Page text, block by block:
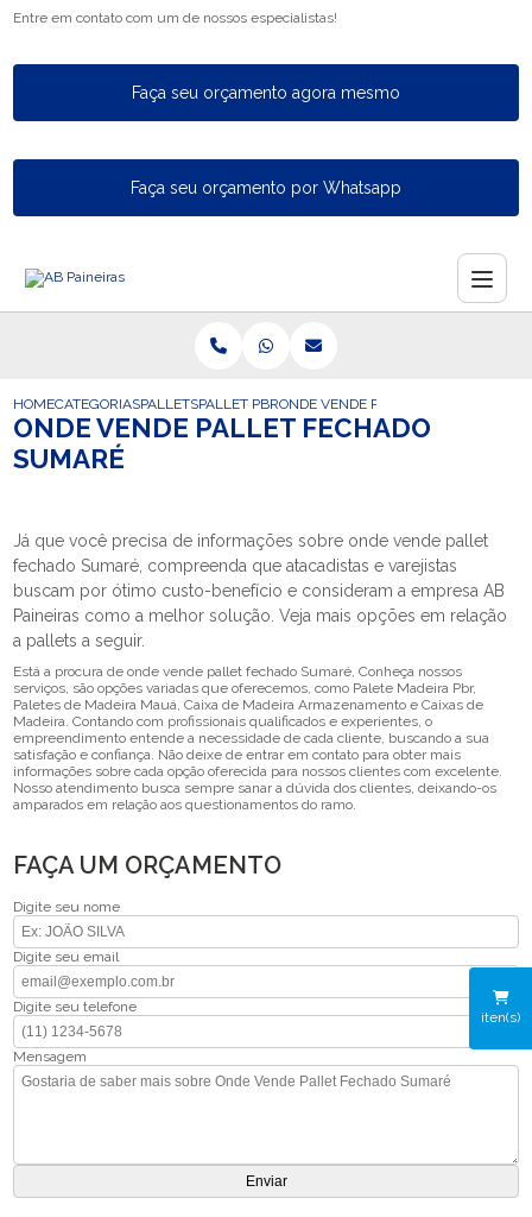
Entre em contato com um de nossos especialistas!
Faça seu orçamento agora mesmo
Faça seu orçamento por Whatsapp
iten(s)
HOMECATEGORIASPALLETSPALLET PBRONDE VENDE PALLET FECHADO
ONDE VENDE PALLET FECHADO
SUMARÉ
Já que você precisa de informações sobre onde vende pallet
fechado Sumaré, compreenda que atacadistas e varejistas
buscam por ótimo custo-benefício e consideram a empresa AB
Paineiras como a melhor solução. Veja mais opções em relação
a pallets a seguir.
Está a procura de onde vende pallet fechado Sumaré, Conheça nossos
serviços, são opções variadas que oferecemos, como Palete Madeira Pbr,
Paletes de Madeira Mauá, Caixa de Madeira Armazenamento e Caixas de
Madeira. Contando com profissionais qualificados e experientes, o
empreendimento entende a necessidade de cada cliente, buscando a sua
satisfação e confiança. Não deixe de entrar em contato para obter mais
informações sobre cada opção oferecida para nossos clientes com excelente.
Nosso atendimento busca sempre sanar a dúvida dos clientes, deixando-os
amparados em relação aos questionamentos do ramo.
FAÇA UM ORÇAMENTO
Digite seu nome
Digite seu email
Digite seu telefone
Mensagem